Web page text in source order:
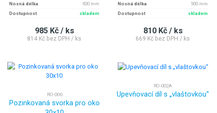
Nosná délka
600 mm
Dostupnost
skladem
985 Kč / ks
814 Kč bez DPH / ks
Nosná délka
500 mm
Dostupnost
skladem
810 Kč / ks
669 Kč bez DPH / ks
RO-006
Pozinkovaná svorka pro oko
RO-002A
Upevňovací díl s „vlaštovkou“